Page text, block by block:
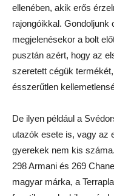
ellenében, akik erős
rajongóikkal. Gondoljunk
megjelenésekor a bolt
pusztán azért, hogy az
szeretett cégük
ésszerűtlen
De ilyen például a
utazók esete is, vagy az
gyerekek nem kis
298 Armani és 269
magyar márka, a